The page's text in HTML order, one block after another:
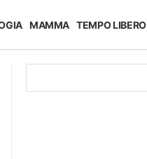
MAMMA TEMPO LIBERO